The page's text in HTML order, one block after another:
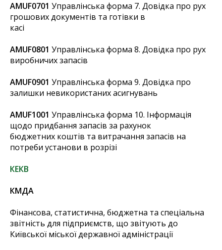
AMUF0701 Управлінська форма 7. Довідка про рух
грошових документів та готівки в
касі
AMUF0801 Управлінська форма 8. Довідка про рух
виробничих запасів
AMUF0901 Управлінська форма 9. Довідка про
залишки невикористаних асигнувань
AMUF1001 Управлінська форма 10. Інформація
щодо придбання запасів за рахунок
бюджетних коштів та витрачання запасів на
потреби установи в розрізі
КЕКВ
КМДА
Фінансова, статистична, бюджетна та спеціальна
звітність для підприємств, що звітують до
Київської міської державної адміністрації